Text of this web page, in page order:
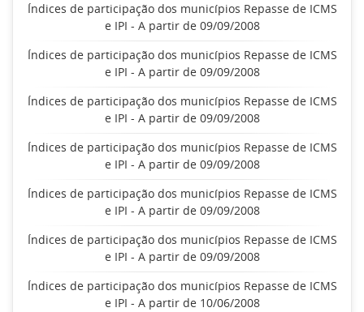
Índices de participação dos municípios Repasse de ICMS
e IPI - A partir de 09/09/2008
Índices de participação dos municípios Repasse de ICMS
e IPI - A partir de 09/09/2008
Índices de participação dos municípios Repasse de ICMS
e IPI - A partir de 09/09/2008
Índices de participação dos municípios Repasse de ICMS
e IPI - A partir de 09/09/2008
Índices de participação dos municípios Repasse de ICMS
e IPI - A partir de 09/09/2008
Índices de participação dos municípios Repasse de ICMS
e IPI - A partir de 09/09/2008
Índices de participação dos municípios Repasse de ICMS
e IPI - A partir de 10/06/2008